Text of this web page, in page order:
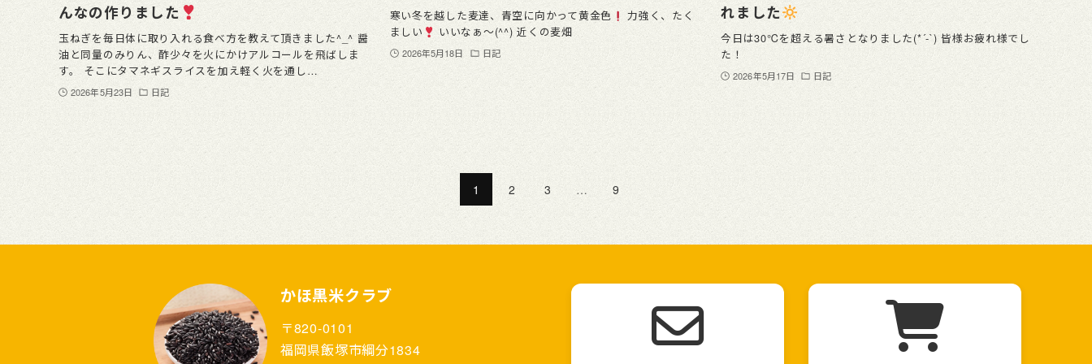
んなの作りました
玉ねぎを毎日体に取り入れる食べ方を教えて頂きました^_^ 醤
油と同量のみりん、酢少々を火にかけアルコールを飛ばしま
す。 そこにタマネギスライスを加え軽く火を通し…
2026年5月23日 日記
寒い冬を越した麦達、青空に向かって黄金色
力強く、たく
ましい
いいなぁ〜(^^) 近くの麦畑
2026年5月18日 日記
れました
今日は30℃を超える暑さとなりました(*´-`) 皆様お疲れ様でし
た！
2026年5月17日 日記
1 2 3 … 9
かほ黒米クラブ
〒820-0101
福岡県飯塚市綱分1834